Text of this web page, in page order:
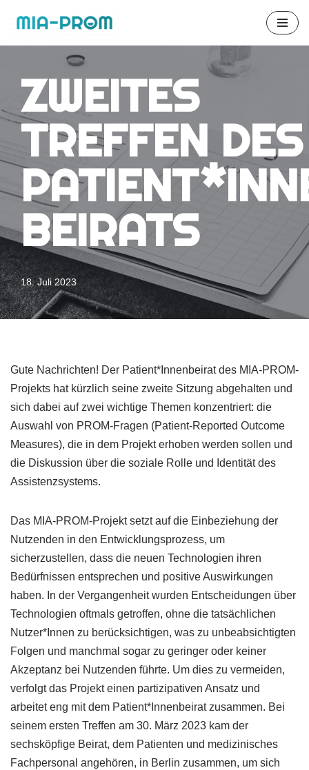
ZWEITES
TREFFEN DES
BEIRATS
18. Juli 2023
Gute Nachrichten! Der Patient*Innenbeirat des MIA-PROM-
Projekts hat kürzlich seine zweite Sitzung abgehalten und
sich dabei auf zwei wichtige Themen konzentriert: die
Auswahl von PROM-Fragen (Patient-Reported Outcome
Measures), die in dem Projekt erhoben werden sollen und
die Diskussion über die soziale Rolle und Identität des
Assistenzsystems.
Das MIA-PROM-Projekt setzt auf die Einbeziehung der
Nutzenden in den Entwicklungsprozess, um
sicherzustellen, dass die neuen Technologien ihren
Bedürfnissen entsprechen und positive Auswirkungen
haben. In der Vergangenheit wurden Entscheidungen über
Technologien oftmals getroffen, ohne die tatsächlichen
Nutzer*Innen zu berücksichtigen, was zu unbeabsichtigten
Folgen und manchmal sogar zu geringer oder keiner
Akzeptanz bei Nutzenden führte. Um dies zu vermeiden,
verfolgt das Projekt einen partizipativen Ansatz und
arbeitet eng mit dem Patient*Innenbeirat zusammen. Bei
seinem ersten Treffen am 30. März 2023 kam der
sechsköpfige Beirat, dem Patienten und medizinisches
Fachpersonal angehören, in Berlin zusammen, um sich